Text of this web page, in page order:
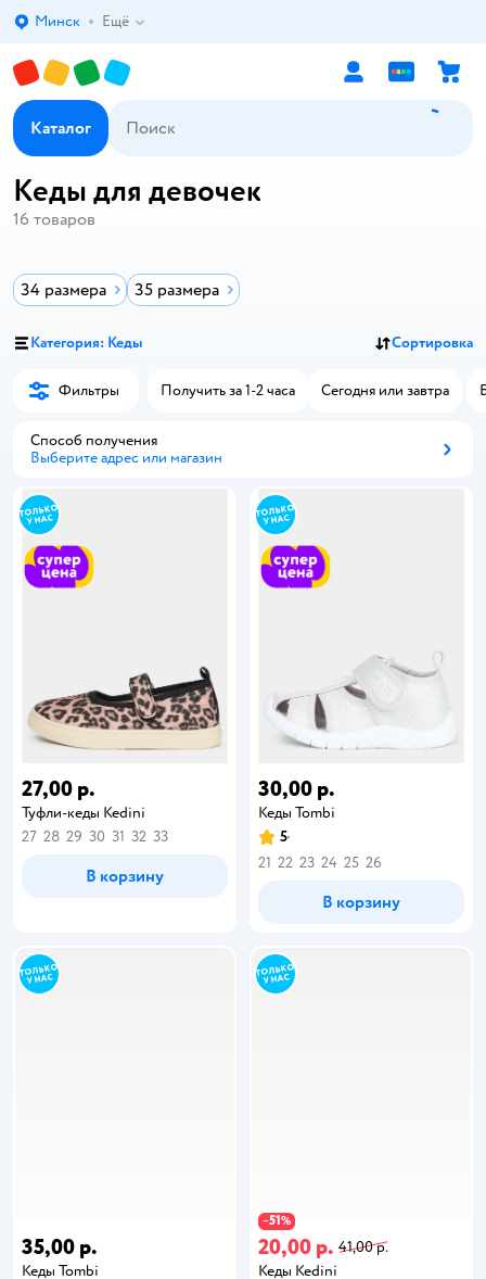
Выбор адреса доставки.
Минск Ещё
Каталог
Кеды для девочек
16 товаров
34 размера 35 размера
Категория: Кеды Сортировка
Фильтры Получить за 1-2 часа Сегодня или завтра
Способ получения
Выберите адрес или магазин
27,00 р.
Туфли-кеды Kedini
27 28 29 30 31 32 33
В корзину
30,00 р.
Кеды Tombi
5
21 22 23 24 25 26
В корзину
35,00 р.
Кеды Tombi
−51%
20,00 р. 41,00 р.
Кеды Kedini